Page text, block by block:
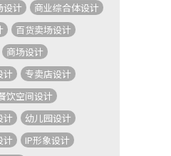
设计
商业综合体设计
百货卖场设计
商场设计
计
专卖店设计
饮空间设计
计
幼儿园设计
计
IP形象设计